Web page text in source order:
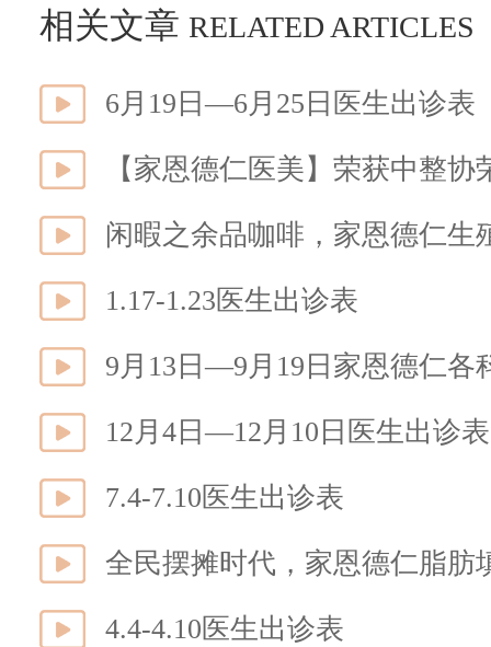
相关文章 RELATED ARTICLES
6月19日—6月25日医生出诊表
闲暇之余品咖啡，家恩德仁生
1.17-1.23医生出诊表
9月13日—9月19日家恩德仁各
12月4日—12月10日医生出诊表
7.4-7.10医生出诊表
全民摆摊时代，家恩德仁脂肪
4.4-4.10医生出诊表